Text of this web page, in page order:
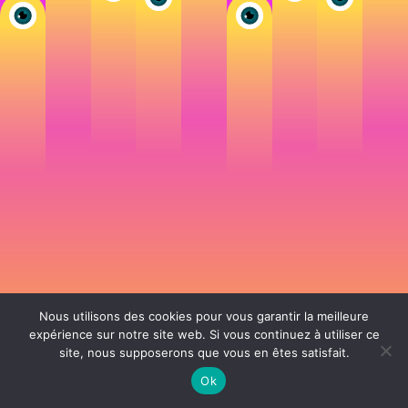
106 rue de Lourmel 75015 Paris -nicolas@la-fille.fr -06 25 48 34 12
Siret 49065864800038 | IntraCom FR83490658648 | APE 7311Z | RCS Paris B
Conditions générales de vente
Nous utilisons des cookies pour vous garantir la meilleure
expérience sur notre site web. Si vous continuez à utiliser ce
site, nous supposerons que vous en êtes satisfait.
Ok